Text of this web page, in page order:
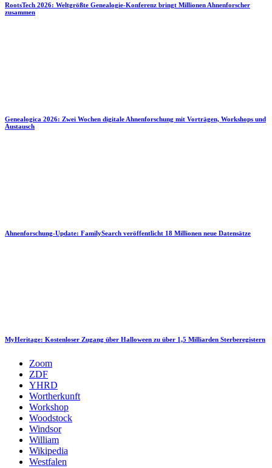
RootsTech 2026: Weltgrößte Genealogie-Konferenz bringt Millionen Ahnenforscher
zusammen
Genealogica 2026: Zwei Wochen digitale Ahnenforschung mit Vorträgen, Workshops und
Austausch
Ahnenforschung-Update: FamilySearch veröffentlicht 18 Millionen neue Datensätze
MyHeritage: Kostenloser Zugang über Halloween zu über 1,5 Milliarden Sterberegistern
Zoom
ZDF
YHRD
Wortherkunft
Workshop
Woodstock
Windsor
William
Wikipedia
Westfalen